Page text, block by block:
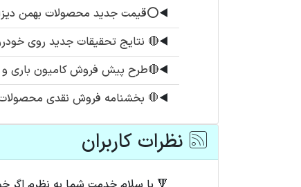
◀️⭕️قیمت جدید محصولات بهمن
◀️🔴 نتایج تحقیقات جدید روی
◀️🔴طرح پیش فروش کامیون باری و
◀️🛑 بخشنامه فروش نقدی
نظرات کاربران